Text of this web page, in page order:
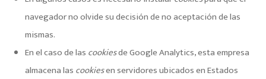
navegador no olvide su decisión de no aceptación de las
mismas.
En el caso de las cookiesde Google Analytics, esta empresa
almacena las cookiesen servidores ubicados en Estados